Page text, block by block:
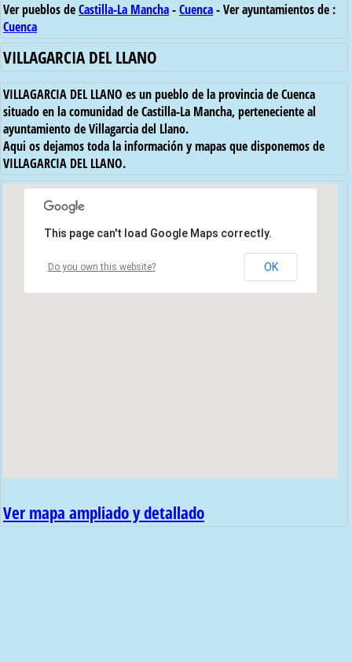
Ver pueblos deCastilla-La Mancha-Cuenca- Ver ayuntamientos de :
Cuenca
VILLAGARCIA DEL LLANO
VILLAGARCIA DEL LLANO es un pueblo de la provincia de Cuenca
situado en la comunidad de Castilla-La Mancha, perteneciente al
ayuntamiento de Villagarcia del Llano.
Aqui os dejamos toda la información y mapas que disponemos de
VILLAGARCIA DEL LLANO.
This page can't load Google Maps correctly.
Do you own this website? OK
Ver mapa ampliado y detallado